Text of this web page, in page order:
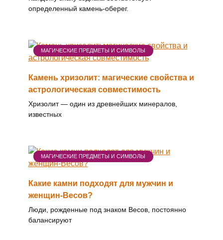
определенный камень-оберег.
МАГИЧЕСКИЕ ПРЕДМЕТЫ И СИМВОЛЫ
Камень хризолит: магические свойства и
астрологическая совместимость
Хризолит — один из древнейших минералов,
известных
МАГИЧЕСКИЕ ПРЕДМЕТЫ И СИМВОЛЫ
Какие камни подходят для мужчин и
женщин-Весов?
Люди, рожденные под знаком Весов, постоянно
балансируют